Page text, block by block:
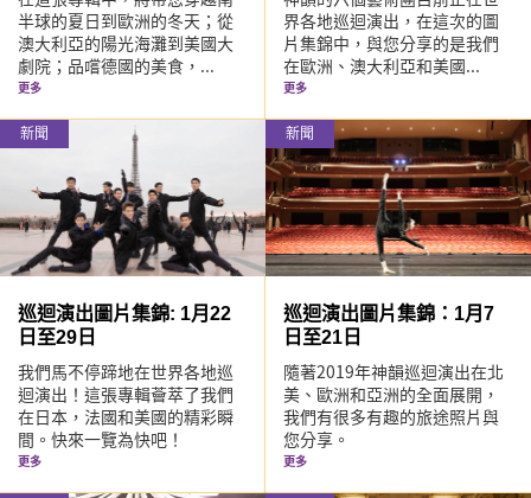
半球的夏日到歐洲的冬天；從
澳大利亞的陽光海灘到美國大
劇院；品嚐德國的美食，...
更多
界各地巡迴演出，在這次的圖
片集錦中，與您分享的是我們
在歐洲、澳大利亞和美國...
更多
新聞
巡迴演出圖片集錦: 1月22
日至29日
我們馬不停蹄地在世界各地巡
迴演出！這張專輯薈萃了我們
在日本，法國和美國的精彩瞬
間。快來一覽為快吧！
更多
新聞
巡迴演出圖片集錦：1月7
日至21日
隨著2019年神韻巡迴演出在北
美、歐洲和亞洲的全面展開，
我們有很多有趣的旅途照片與
您分享。
更多